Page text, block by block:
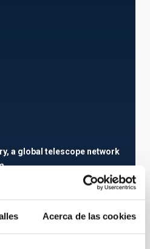
Acerca de las cookies
a global telescope network